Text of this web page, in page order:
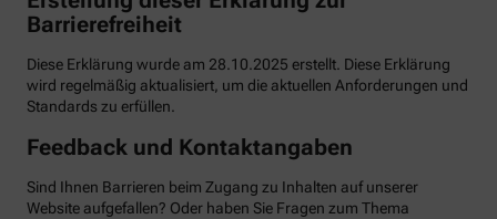
Barrierefreiheit
Diese Erklärung wurde am 28.10.2025 erstellt. Diese Erklärung
wird regelmäßig aktualisiert, um die aktuellen Anforderungen und
Standards zu erfüllen.
Feedback und Kontaktangaben
Sind Ihnen Barrieren beim Zugang zu Inhalten auf unserer
Website aufgefallen? Oder haben Sie Fragen zum Thema